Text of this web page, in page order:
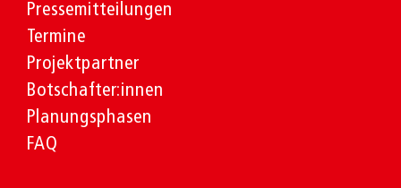
Pressemitteilungen
Termine
Projektpartner
Botschafter:innen
Planungsphasen
FAQ